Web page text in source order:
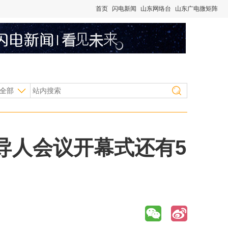
首页 闪电新闻 山东网络台 山东广电微矩阵
部
人会议开幕式还有5